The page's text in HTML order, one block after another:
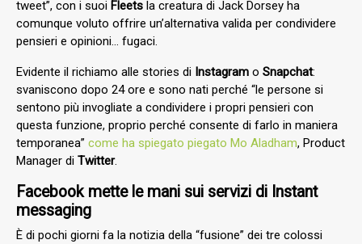
tweet”, con i suoi Fleets la creatura di Jack Dorsey ha
comunque voluto offrire un’alternativa valida per condividere
pensieri e opinioni… fugaci.
Evidente il richiamo alle stories di Instagram o Snapchat:
svaniscono dopo 24 ore e sono nati perché “le persone si
sentono più invogliate a condividere i propri pensieri con
questa funzione, proprio perché consente di farlo in maniera
temporanea” come ha spiegato piegato Mo Aladham, Product
Manager di Twitter.
Facebook mette le mani sui servizi di Instant
messaging
È di pochi giorni fa la notizia della “fusione” dei tre colossi